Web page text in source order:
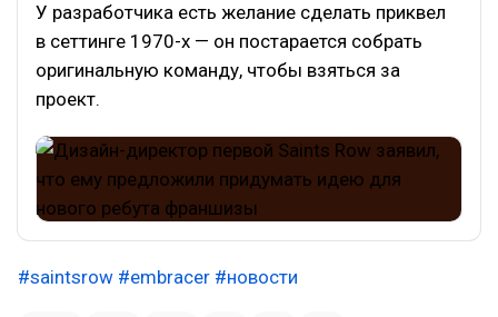
У разработчика есть желание сделать приквел
в сеттинге 1970-х — он постарается собрать
оригинальную команду, чтобы взяться за
проект.
#saintsrow #embracer #новости